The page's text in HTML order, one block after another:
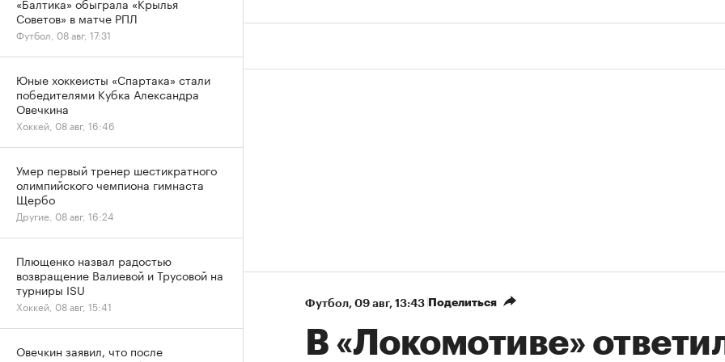
Футбол⁠, 09 авг, 13:43 Поделиться
В «Локомотиве»
Советов» в матче РПЛ
Футбол, 08 авг, 17:31
Юные хоккеисты «Спартака» стали
победителями Кубка Александра
Овечкина
Хоккей, 08 авг, 16:46
Умер первый тренер шестикратного
олимпийского чемпиона гимнаста
Щербо
Другие, 08 авг, 16:24
Плющенко назвал радостью
возвращение Валиевой и Трусовой на
турниры ISU
Хоккей, 08 авг, 15:41
Овечкин заявил, что после